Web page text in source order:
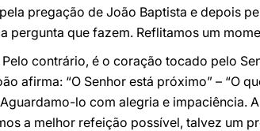
pregação de João Baptista e depois
pergunta que fazem. Reflitamos um
contrário, é o coração tocado pelo
afirma: “O Senhor está próximo” – “O
lo com alegria e impaciência.
a melhor refeição possível, talvez um